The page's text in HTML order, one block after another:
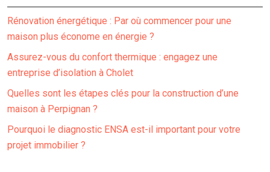
Rénovation énergétique : Par où commencer pour une
maison plus économe en énergie ?
Assurez-vous du confort thermique : engagez une
entreprise d’isolation à Cholet
Quelles sont les étapes clés pour la construction d’une
maison à Perpignan ?
Pourquoi le diagnostic ENSA est-il important pour votre
projet immobilier ?